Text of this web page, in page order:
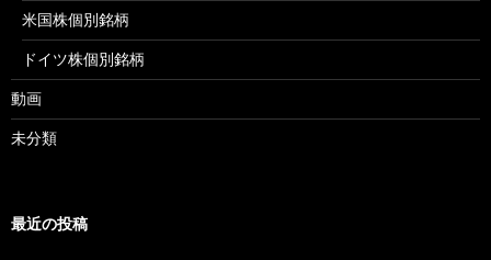
米国株個別銘柄
ドイツ株個別銘柄
動画
未分類
最近の投稿